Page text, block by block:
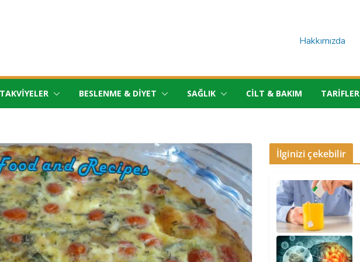
Hakkımızda
TAKVIYELER BESLENME & DIYET SAĞLIK CILT & BAKIM TARIFLER
İlginizi çekebilir